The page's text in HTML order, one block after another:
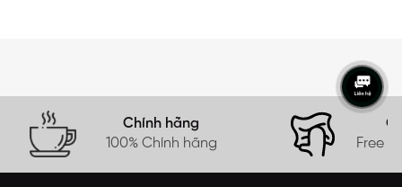
Chính hãng
100% Chính hãng
Free